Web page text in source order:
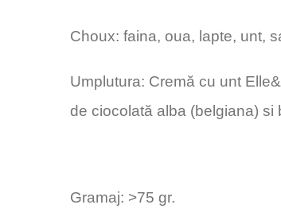
Choux: faina, oua, lapte, unt,
Umplutura: Cremă cu unt
de ciocolată alba (belgiana) si
Gramaj: >75 gr.